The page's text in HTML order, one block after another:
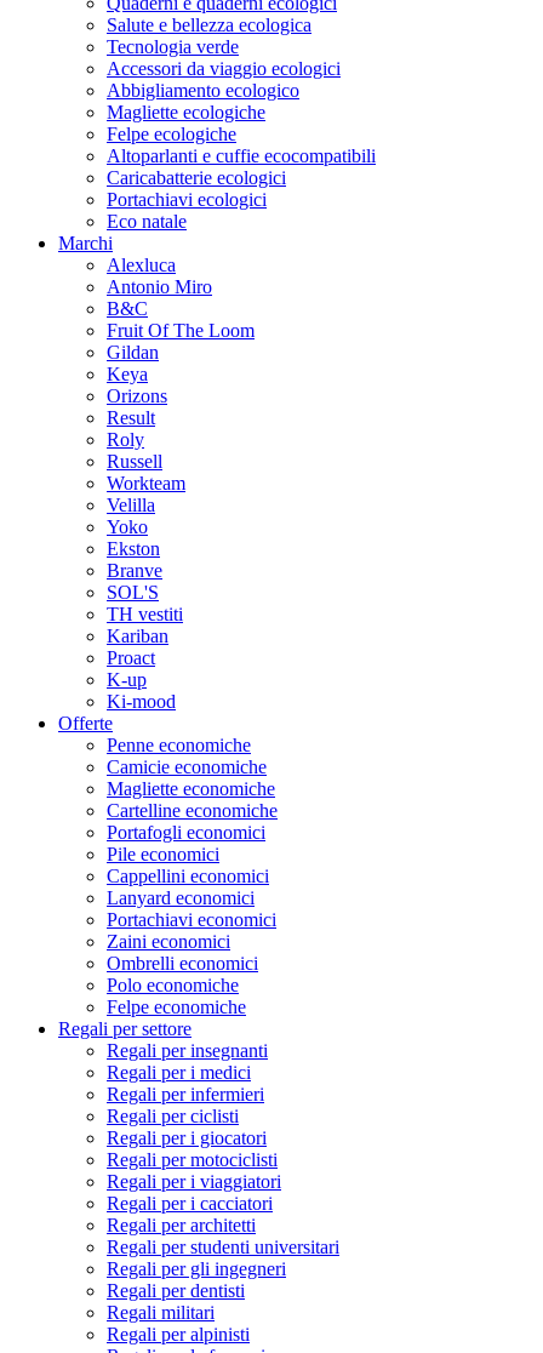
Salute e bellezza ecologica
Tecnologia verde
Accessori da viaggio ecologici
Abbigliamento ecologico
Magliette ecologiche
Felpe ecologiche
Altoparlanti e cuffie ecocompatibili
Caricabatterie ecologici
Portachiavi ecologici
Eco natale
Marchi
Alexluca
Antonio Miro
B&C
Fruit Of The Loom
Gildan
Keya
Orizons
Result
Roly
Russell
Workteam
Velilla
Yoko
Ekston
Branve
SOL'S
TH vestiti
Kariban
Proact
K-up
Ki-mood
Offerte
Penne economiche
Camicie economiche
Magliette economiche
Cartelline economiche
Portafogli economici
Pile economici
Cappellini economici
Lanyard economici
Portachiavi economici
Zaini economici
Ombrelli economici
Polo economiche
Felpe economiche
Regali per settore
Regali per insegnanti
Regali per i medici
Regali per infermieri
Regali per ciclisti
Regali per i giocatori
Regali per motociclisti
Regali per i viaggiatori
Regali per i cacciatori
Regali per architetti
Regali per studenti universitari
Regali per gli ingegneri
Regali per dentisti
Regali militari
Regali per alpinisti